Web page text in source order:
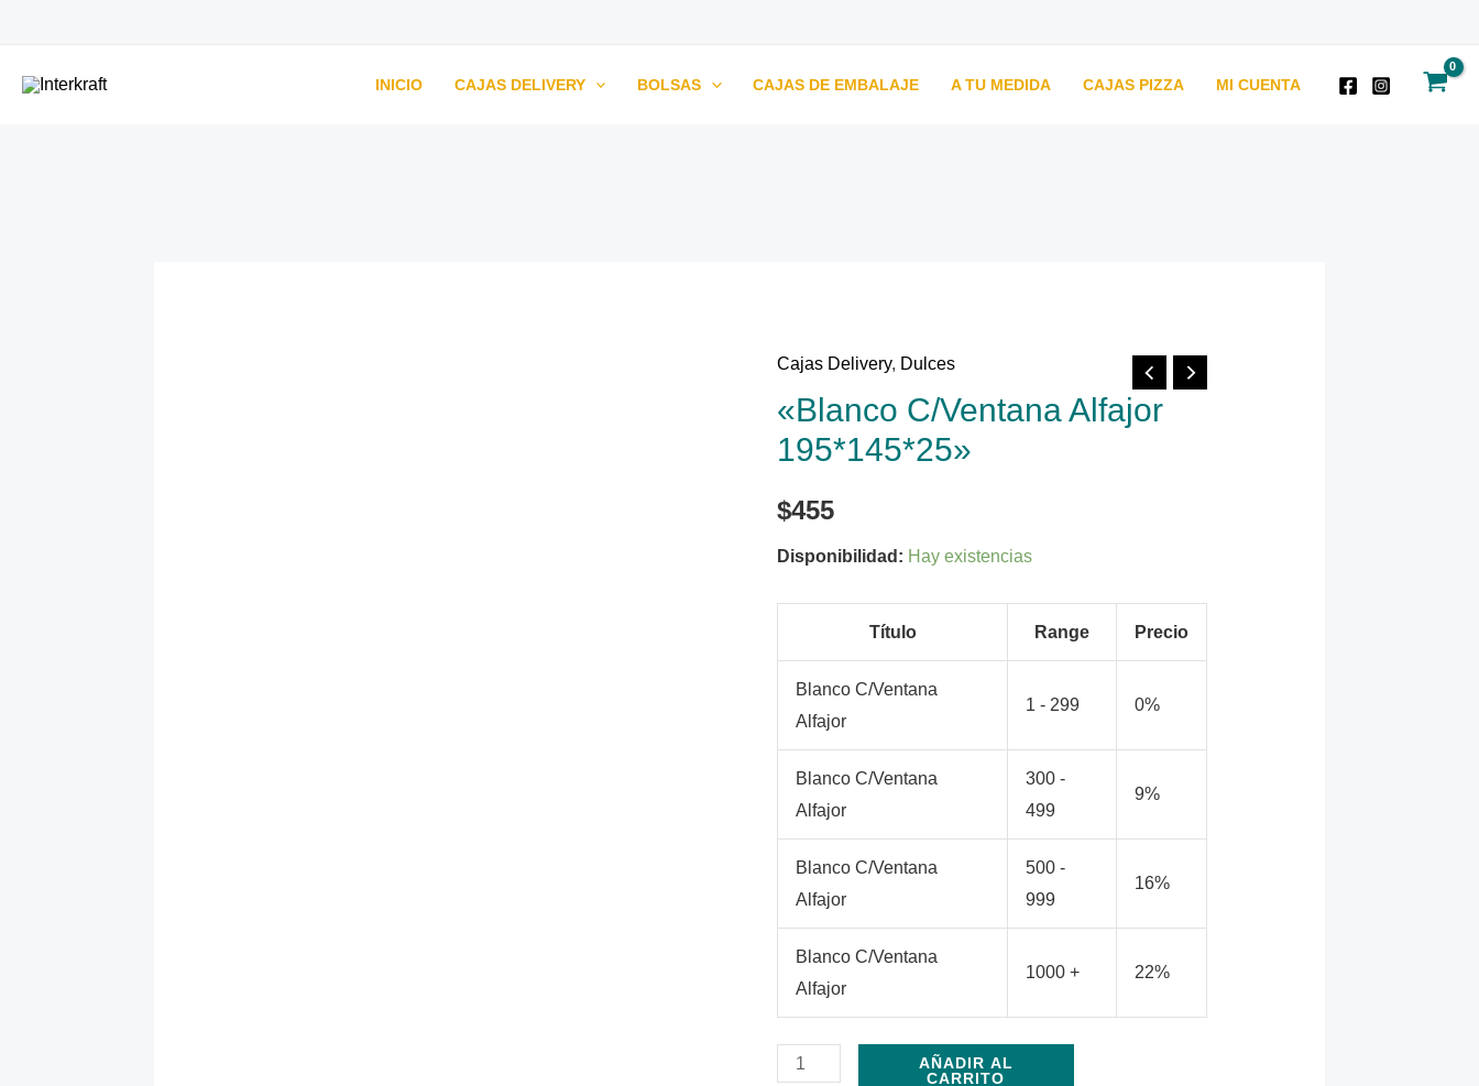
contenido
INICIO CAJAS DELIVERY BOLSAS CAJAS DE EMBALAJE A TU MEDIDA CAJAS PIZZA MI CUENTA
Cajas Delivery, Dulces
«Blanco C/Ventana Alfajor
195*145*25»
$455
Disponibilidad: Hay existencias
Título Range Precio
Blanco C/Ventana
Alfajor
1 - 299 0%
Blanco C/Ventana
Alfajor
300 -
499
9%
Blanco C/Ventana
Alfajor
500 -
999
16%
Blanco C/Ventana
Alfajor
1000 + 22%
"Blanco
C/Ventana
Alfajor
195*145*25"
cantidad
AÑADIR AL
CARRITO